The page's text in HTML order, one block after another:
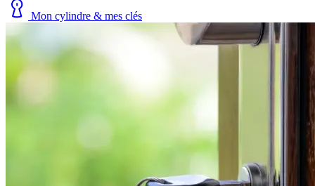
Mon cylindre & mes clés